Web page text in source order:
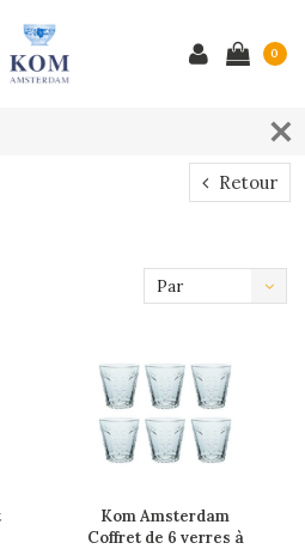
0
Retour
Par
Kom Amsterdam
Coffret de 6 verres à